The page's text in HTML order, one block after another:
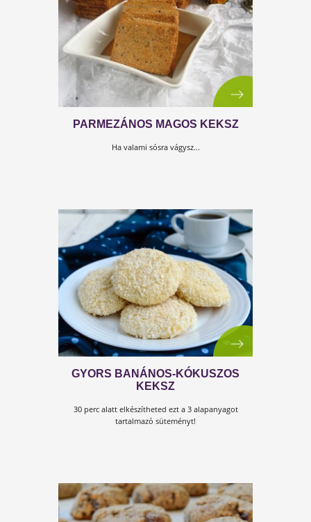
SPENÓTOS-KRÉMSAJTOS
MÁRTOGATÓS
A világbajnok kence!
PARMEZÁNOS MAGOS KEKSZ
Ha valami sósra vágysz...